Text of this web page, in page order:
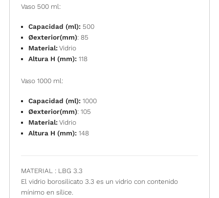
Vaso 500 ml:
Capacidad (ml):500
Øexterior(mm): 85
Material:Vidrio
Altura H (mm):118
Vaso 1000 ml:
Capacidad (ml):1000
Øexterior(mm): 105
Material:Vidrio
Altura H (mm):148
MATERIAL : LBG 3.3
El vidrio borosilicato 3.3 es un vidrio con contenido
mínimo en sílice.